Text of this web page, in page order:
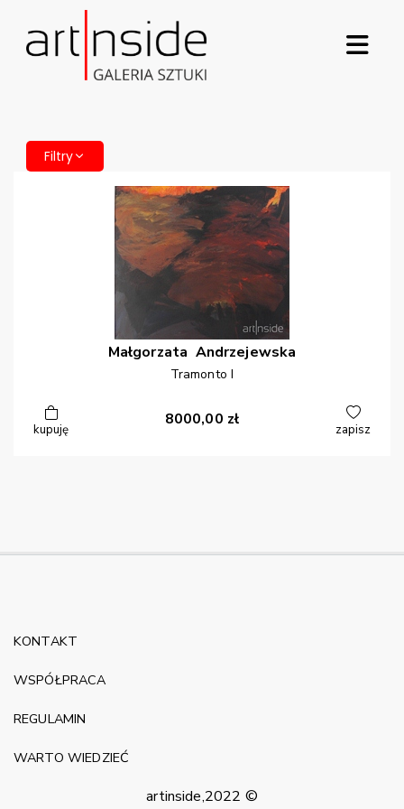
Filtry
Małgorzata Andrzejewska
Tramonto I
kupuję
8000,00 zł
zapisz
artinside,2022 ©
KONTAKT
WSPÓŁPRACA
REGULAMIN
WARTO WIEDZIEĆ